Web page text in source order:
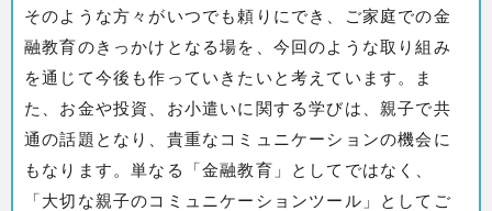
そのような方々がいつでも頼りにでき、ご家庭での金
融教育のきっかけとなる場を、今回のような取り組み
を通じて今後も作っていきたいと考えています。ま
た、お金や投資、お小遣いに関する学びは、親子で共
通の話題となり、貴重なコミュニケーションの機会に
もなります。単なる「金融教育」としてではなく、
「大切な親子のコミュニケーションツール」としてご